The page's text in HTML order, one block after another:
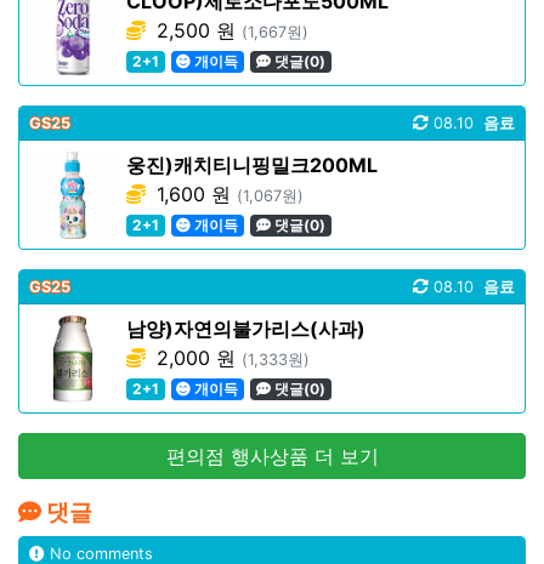
2,500 원 (1,667원)
2+1
개이득 댓글(0)
GS25 음료
08.10
웅진)캐치티니핑밀크200ML
1,600 원 (1,067원)
2+1
개이득 댓글(0)
GS25 음료
08.10
남양)자연의불가리스(사과)
2,000 원 (1,333원)
2+1
개이득 댓글(0)
편의점 행사상품 더 보기
댓글
No comments